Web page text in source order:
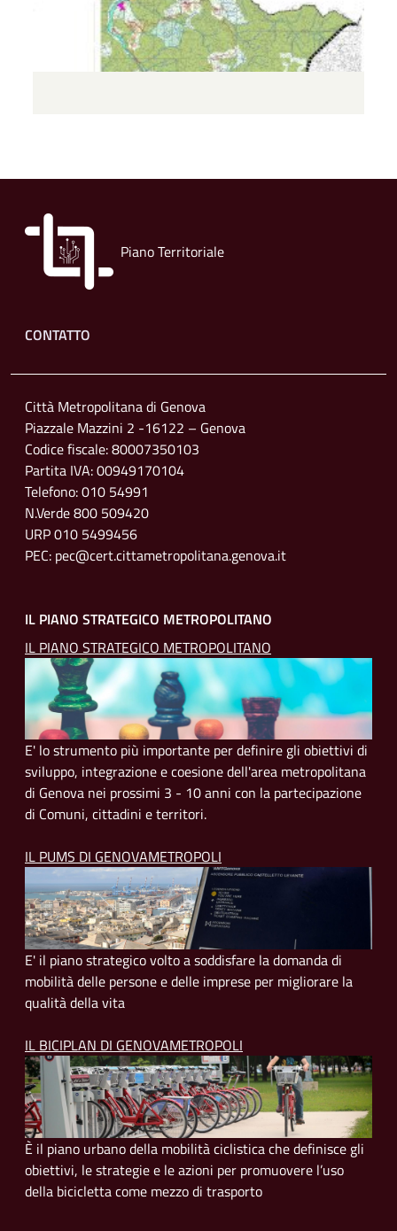
Piano Territoriale
Footer menu
CONTATTO
Città Metropolitana di Genova
Piazzale Mazzini 2 -16122 – Genova
Codice fiscale: 80007350103
Partita IVA: 00949170104
Telefono: 010 54991
N.Verde 800 509420
URP 010 5499456
PEC: pec@cert.cittametropolitana.genova.it
IL PIANO STRATEGICO METROPOLITANO
IL PIANO STRATEGICO METROPOLITANO
E' lo strumento più importante per definire gli obiettivi di
sviluppo, integrazione e coesione dell'area metropolitana
di Genova nei prossimi 3 - 10 anni con la partecipazione
di Comuni, cittadini e territori.
IL PUMS DI GENOVAMETROPOLI
E' il piano strategico volto a soddisfare la domanda di
mobilità delle persone e delle imprese per migliorare la
qualità della vita
IL BICIPLAN DI GENOVAMETROPOLI
È il piano urbano della mobilità ciclistica che definisce gli
obiettivi, le strategie e le azioni per promuovere l’uso
della bicicletta come mezzo di trasporto